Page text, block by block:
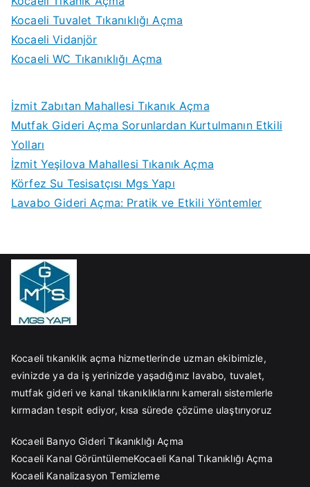
Kocaeli Tuvalet Tıkanıklığı Açma
Kocaeli Vidanjör
Kocaeli WC Tıkanıklığı Açma
İzmit Zabıtan Mahallesi Tıkanık Açma
Mutfak Gideri Açma Sorunlardan Kurtulmanın Etkili
Yolları
İzmit Yeşilova Mahallesi Tıkanık Açma
Körfez Su Tesisatçısı Mgs Yapı
Lavabo Gideri Açma: Pratik ve Etkili Yöntemler
Kocaeli tıkanıklık açma hizmetlerinde uzman ekibimizle,
evinizde ya da iş yerinizde yaşadığınız lavabo, tuvalet,
mutfak gideri ve kanal tıkanıklıklarını kameralı sistemlerle
kırmadan tespit ediyor, kısa sürede çözüme ulaştırıyoruz
Kocaeli Banyo Gideri Tıkanıklığı Açma
Kocaeli Kanal GörüntülemeKocaeli Kanal Tıkanıklığı Açma
Kocaeli Kanalizasyon Temizleme